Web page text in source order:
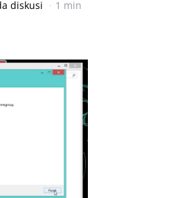
diskusi 1 min